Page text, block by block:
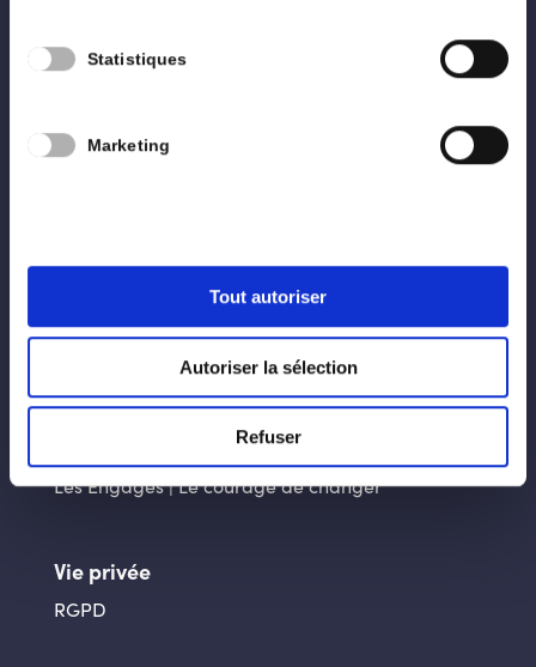
Statistiques
Marketing
Tout autoriser
Autoriser la sélection
Refuser
Liens utiles
La ville d’Arlon
La Province du Luxembourg
Les Engagés | Le courage de changer
Vie privée
RGPD